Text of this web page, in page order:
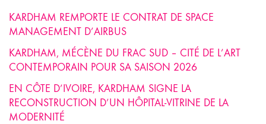
KARDHAM REMPORTE LE CONTRAT DE SPACE
MANAGEMENT D’AIRBUS
KARDHAM, MÉCÈNE DU FRAC SUD – CITÉ DE L’ART
CONTEMPORAIN POUR SA SAISON 2026
EN CÔTE D’IVOIRE, KARDHAM SIGNE LA
RECONSTRUCTION D’UN HÔPITAL-VITRINE DE LA
MODERNITÉ